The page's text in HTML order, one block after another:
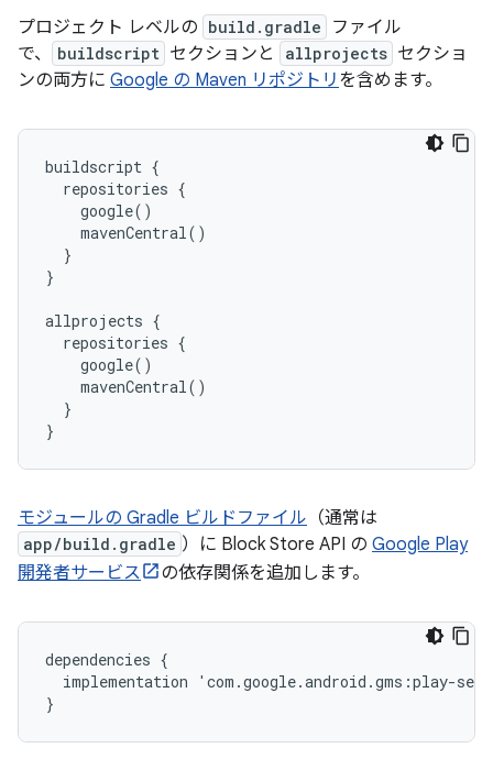
プロジェクト レベルの build.gradle
ファイル
で、
buildscript セクションと allprojects セクショ
ンの両方に Google の Maven リポジトリ を含めます。
buildscript {
  repositories {
    google()
    mavenCentral()
  }
}
allprojects {
  repositories {
    google()
    mavenCentral()
  }
モジュールの Gradle ビルドファイル （通常は
app/build.gradle ）に Block Store API の Google Play
開発者サービス
の依存関係を追加します。
dependencies {
implementation
' com .google.android .gms :play-
}